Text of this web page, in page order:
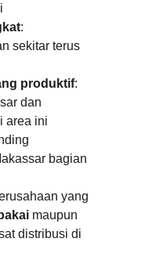
:
sekitar terus
produktif:
dan
area ini
bagian
yang
maupun
distribusi di